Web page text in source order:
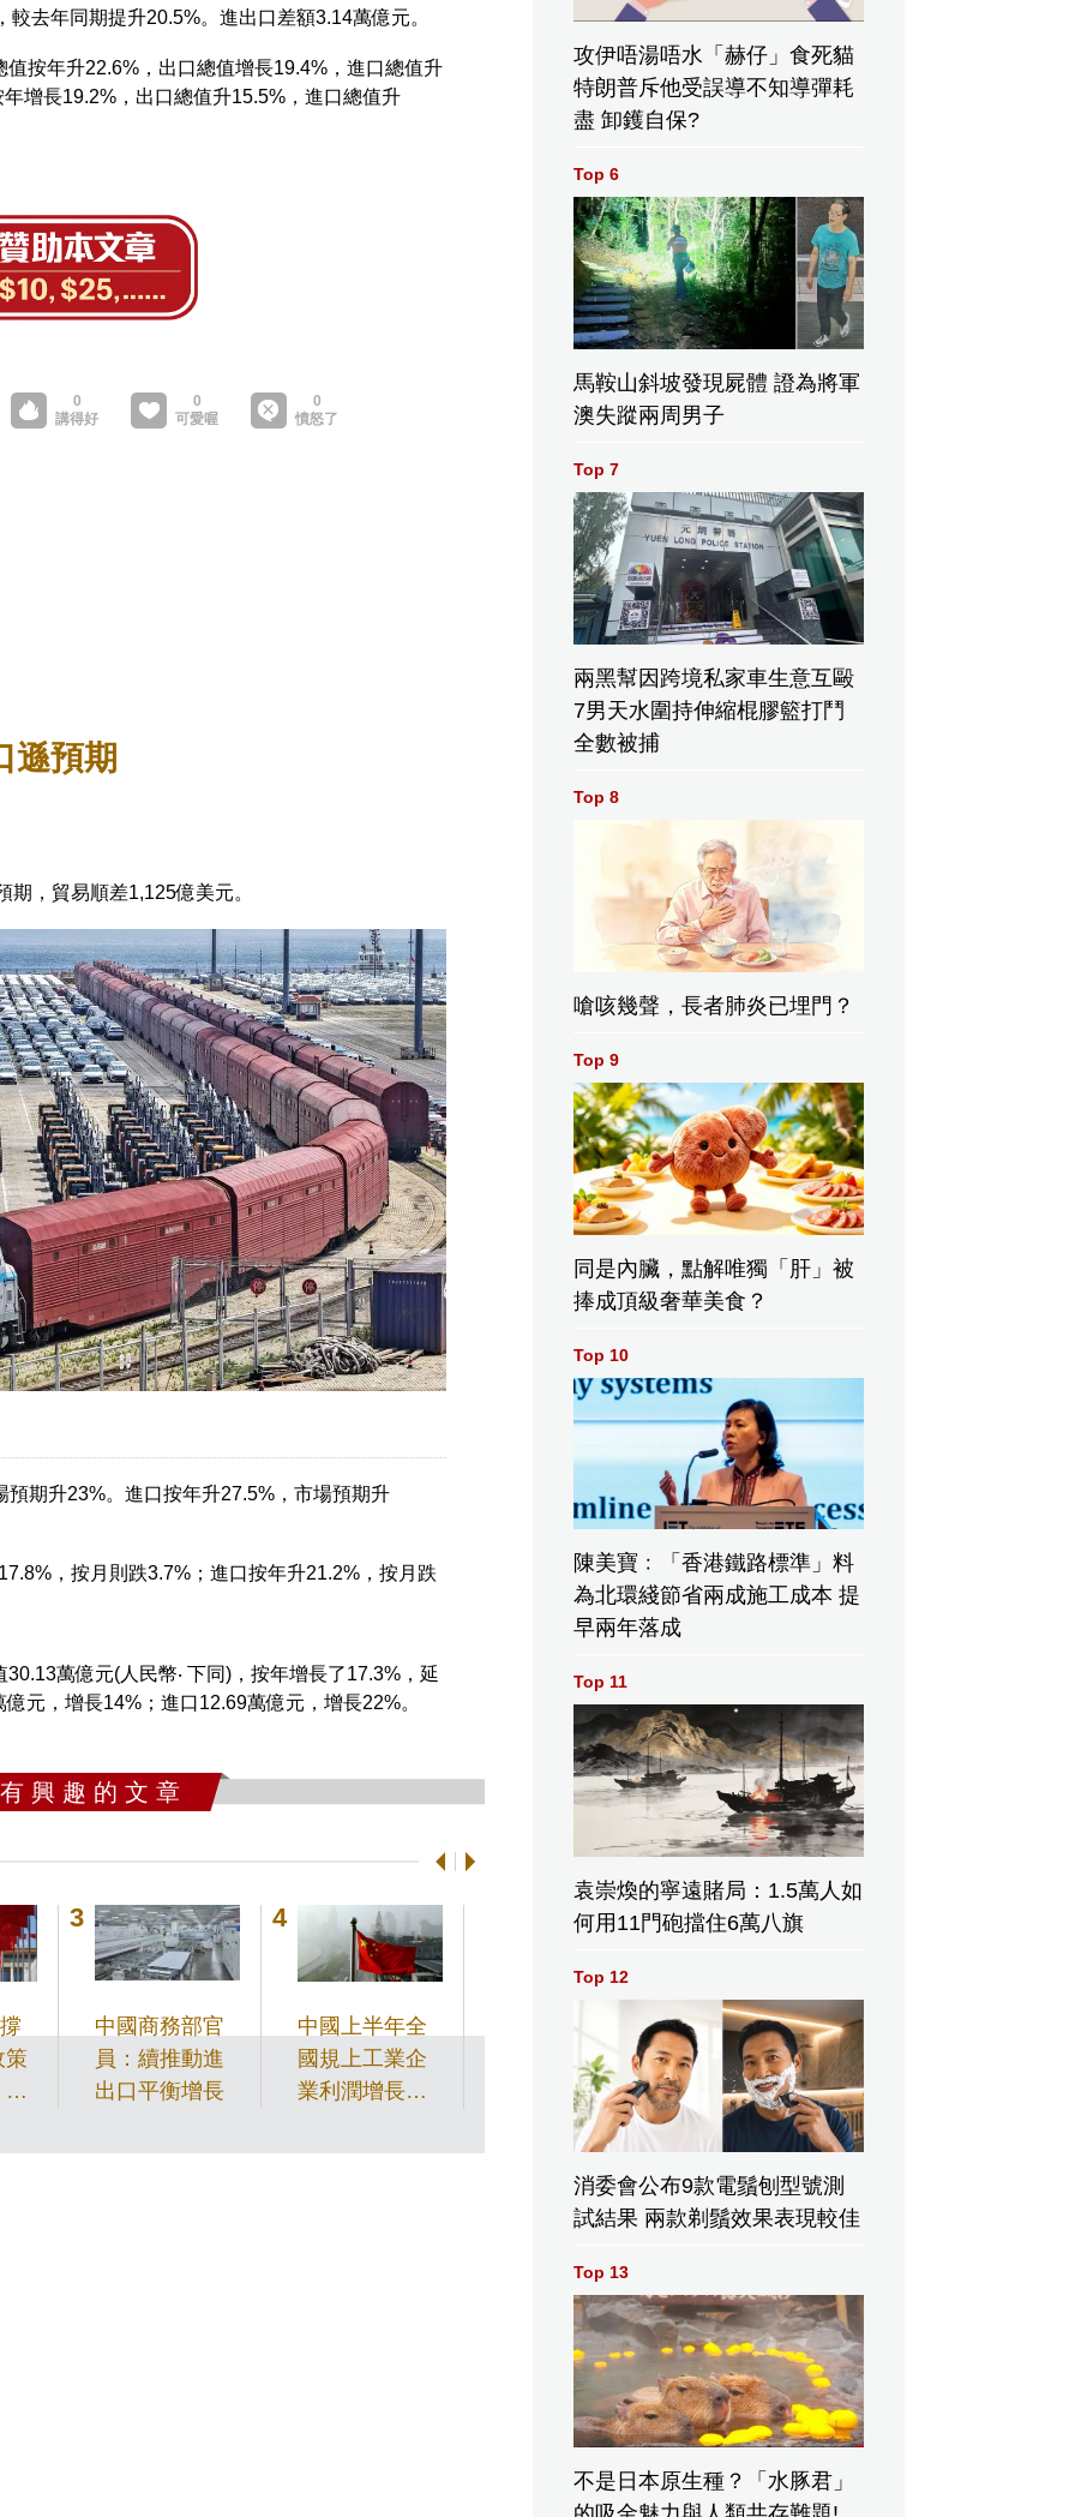
去年同期提升20.5%。進出口差額3.14萬億元。
按年升22.6%，出口總值增長19.4%，進口總值升
增長19.2%，出口總值升15.5%，進口總值升
遜預期
，貿易順差1,125億美元。
期升23%。進口按年升27.5%，市場預期升
，按月則跌3.7%；進口按年升21.2%，按月跌
萬億元(人民幣‧ 下同)，按年增長了17.3%，延
元，增長14%；進口12.69萬億元，增長22%。
興 趣 的 文 章
策
中國商務部官
員：續推動進
出口平衡增長
中國上半年全
國規上工業企
業利潤增長
車出口超四成
八 新能源車需
上半年近4800
間外資企業擴
大在華投資
攻伊唔湯唔水「赫仔」食死貓
特朗普斥他受誤導不知導彈耗
盡 卸鑊自保?
Top 6
馬鞍山斜坡發現屍體 證為將軍
澳失蹤兩周男子
Top 7
兩黑幫因跨境私家車生意互毆
7男天水圍持伸縮棍膠籃打鬥
全數被捕
Top 8
嗆咳幾聲，長者肺炎已埋門？
Top 9
同是內臟，點解唯獨「肝」被
捧成頂級奢華美食？
Top 10
陳美寶﹕「香港鐵路標準」料
為北環綫節省兩成施工成本 提
早兩年落成
Top 11
袁崇煥的寧遠賭局：1.5萬人如
何用11門砲擋住6萬八旗
Top 12
消委會公布9款電鬚刨型號測
試結果 兩款剃鬚效果表現較佳
Top 13
不是日本原生種？「水豚君」